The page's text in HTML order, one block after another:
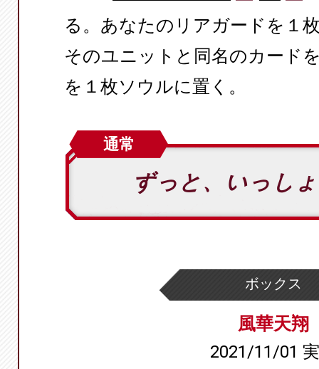
る。あなたのリアガードを１
そのユニットと同名のカード
を１枚ソウルに置く。
通常
ずっと、いっし
ボックス
風華天翔
2021/11/01